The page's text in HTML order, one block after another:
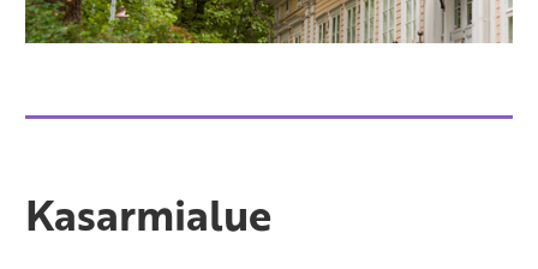
Kasarmialue